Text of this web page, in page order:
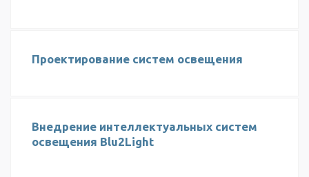
Проектирование систем освещения
Внедрение интеллектуальных систем
освещения Blu2Light